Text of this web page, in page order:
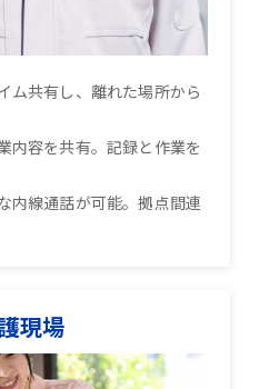
ム共有し、離れた場所から
内容を共有。記録と作業を
内線通話が可能。拠点間連
現場